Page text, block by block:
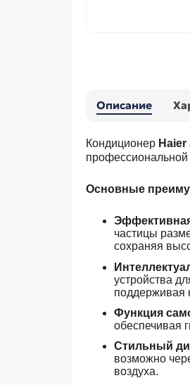
Описание
Кондиционер
профессиональной
Основные
частицы
сохраняя
устройства
поддерживая
Функция
обеспечивая
Стильный
возможно
воздуха.